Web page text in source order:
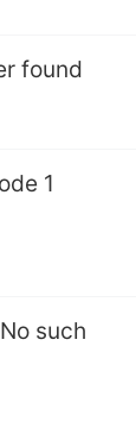
found
1
such